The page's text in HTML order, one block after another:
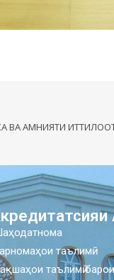
ВА АМНИЯТИ
таълимӣ
таълимӣ